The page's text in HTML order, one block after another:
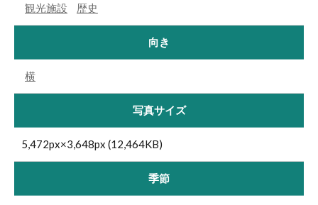
観光施設 歴史
向き
横
写真サイズ
5,472px×3,648px (12,464KB)
季節